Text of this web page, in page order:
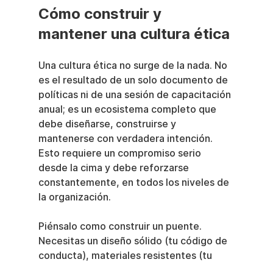
Cómo construir y
mantener una cultura ética
Una cultura ética no surge de la nada. No
es el resultado de un solo documento de
políticas ni de una sesión de capacitación
anual; es un ecosistema completo que
debe diseñarse, construirse y
mantenerse con verdadera intención.
Esto requiere un compromiso serio
desde la cima y debe reforzarse
constantemente, en todos los niveles de
la organización.
Piénsalo como construir un puente.
Necesitas un diseño sólido (tu código de
conducta), materiales resistentes (tu